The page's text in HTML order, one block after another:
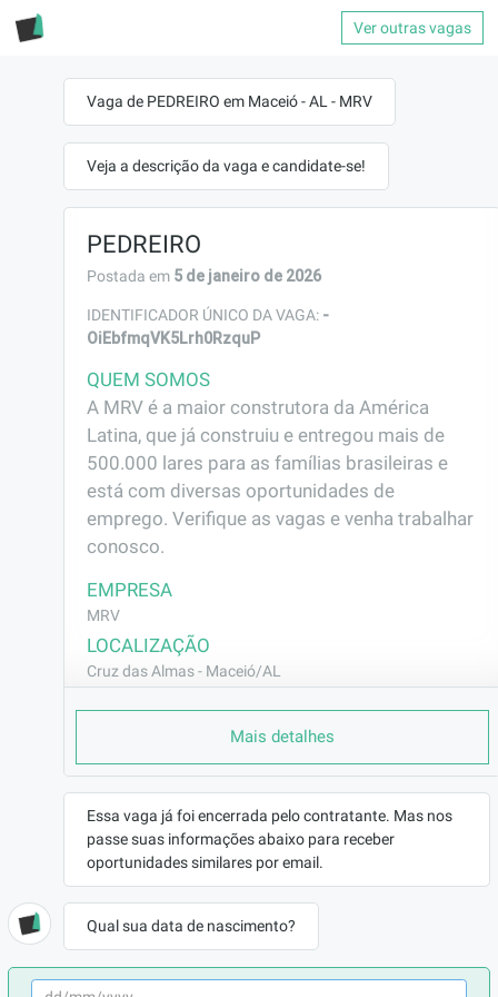
Ver outras vagas
Vaga de PEDREIRO em Maceió - AL - MRV
Veja a descrição da vaga e candidate-se!
PEDREIRO
Postada em 5 de janeiro de 2026
IDENTIFICADOR ÚNICO DA VAGA: -
OiEbfmqVK5Lrh0RzquP
QUEM SOMOS
A MRV é a maior construtora da América
Latina, que já construiu e entregou mais de
500.000 lares para as famílias brasileiras e
está com diversas oportunidades de
emprego. Verifique as vagas e venha trabalhar
conosco.
EMPRESA
MRV
LOCALIZAÇÃO
Cruz das Almas - Maceió/AL
CONTRATO
REMUNERAÇÃO
R$2063,92
VAGA AFIRMATIVA
Não
Construção Civil
BENEFÍCIOS
Vale Transporte
Mais detalhes
Essa vaga já foi encerrada pelo contratante. Mas nos
passe suas informações abaixo para receber
oportunidades similares por email.
Qual sua data de nascimento?